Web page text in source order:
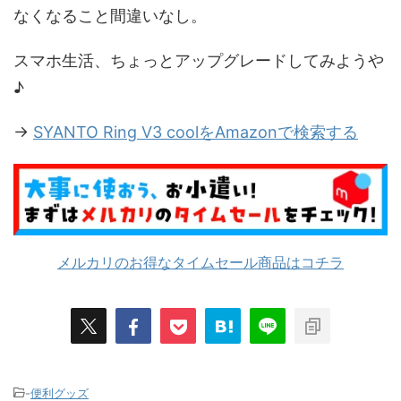
なくなること間違いなし。
スマホ生活、ちょっとアップグレードしてみようや
♪
→ SYANTO Ring V3 coolをAmazonで検索する
メルカリのお得なタイムセール商品はコチラ
-便利グッズ